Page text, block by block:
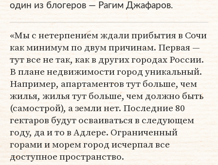
один из блогеров — Рагим Джафаров.
«Мы с нетерпением ждали прибытия в Сочи
как минимум по двум причинам. Первая —
тут все не так, как в других городах России.
В плане недвижимости город уникальный.
Например, апартаментов тут больше, чем
жилья, жилья тут больше, чем должно быть
(самострой), а земли нет. Последние 80
гектаров будут осваиваться в следующем
году, да и то в Адлере. Ограниченный
горами и морем город исчерпал все
доступное пространство.